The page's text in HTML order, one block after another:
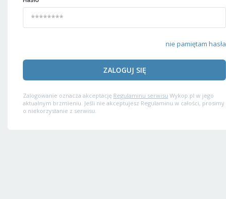
nie pamiętam hasła
ZALOGUJ SIĘ
Zalogowanie oznacza akceptację Regulaminu serwisu Wykop.pl w jego
aktualnym brzmieniu. Jeśli nie akceptujesz Regulaminu w całości, prosimy
o niekorzystanie z serwisu.